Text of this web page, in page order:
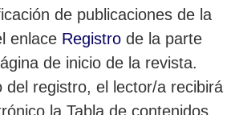
de publicaciones de la
enlace Registro de la parte
de inicio de la revista.
del registro, el lector/a recibirá
la Tabla de contenidos